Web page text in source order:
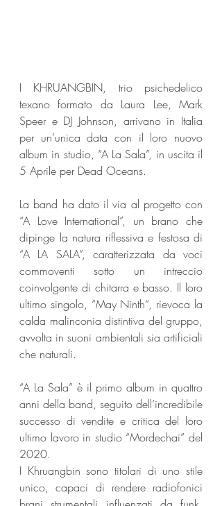
I KHRUANGBIN, trio psichedelico
texano formato da Laura Lee, Mark
Speer e DJ Johnson, arrivano in Italia
per un’unica data con il loro nuovo
album in studio, “A La Sala”, in uscita il
5 Aprile per Dead Oceans.
La band ha dato il via al progetto con
“A Love International”, un brano che
dipinge la natura riflessiva e festosa di
“A LA SALA”, caratterizzata da voci
commoventi sotto un intreccio
coinvolgente di chitarra e basso. Il loro
ultimo singolo, “May Ninth“, rievoca la
calda malinconia distintiva del gruppo,
avvolta in suoni ambientali sia artificiali
che naturali.
“A La Sala” è il primo album in quattro
anni della band, seguito dell’incredibile
successo di vendite e critica del loro
ultimo lavoro in studio “Mordechai” del
2020.
I Khruangbin sono titolari di uno stile
unico, capaci di rendere radiofonici